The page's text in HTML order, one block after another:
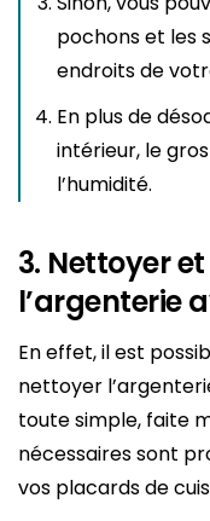
pochons et les
endroits de
En plus de
intérieur, le
l’humidité.
3. Nettoyer
l’argenterie
En effet, il est
nettoyer
toute simple, faite
nécessaires sont
vos placards de